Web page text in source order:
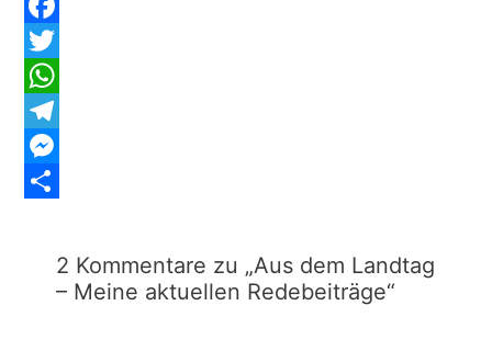
Facebook
Twitter
WhatsApp
Telegram
Messenger
2 Kommentare zu „Aus dem Landtag
– Meine aktuellen Redebeiträge“